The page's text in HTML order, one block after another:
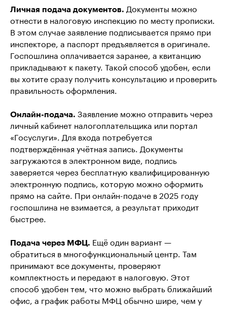
Личная подача документов. Документы можно
отнести в налоговую инспекцию по месту прописки.
В этом случае заявление подписывается прямо при
инспекторе, а паспорт предъявляется в оригинале.
Госпошлина оплачивается заранее, а квитанцию
прикладывают к пакету. Такой способ удобен, если
вы хотите сразу получить консультацию и проверить
правильность оформления.
Онлайн-подача. Заявление можно отправить через
личный кабинет налогоплательщика или портал
«Госуслуги». Для входа потребуется
подтверждённая учётная запись. Документы
загружаются в электронном виде, подпись
заверяется через бесплатную квалифицированную
электронную подпись, которую можно оформить
прямо на сайте. При онлайн-подаче в 2025 году
госпошлина не взимается, а результат приходит
быстрее.
Подача через МФЦ. Ещё один вариант —
обратиться в многофункциональный центр. Там
принимают все документы, проверяют
комплектность и передают в налоговую. Этот
способ удобен тем, что можно выбрать ближайший
офис, а график работы МФЦ обычно шире, чем у